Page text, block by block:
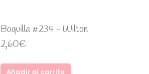
Boquilla #234 - Wilton
2,60€
Añadir al carrito